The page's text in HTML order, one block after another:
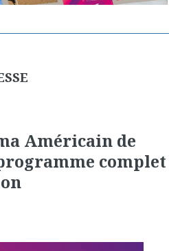
Américain de
complet